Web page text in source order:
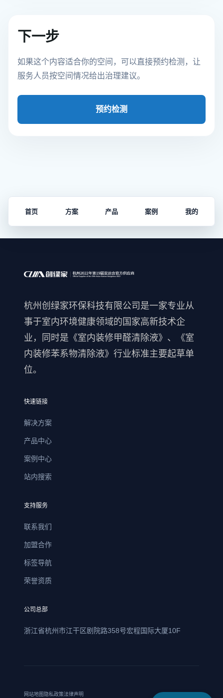
下一步
如果这个内容适合你的空间，可以直接预约检测，让
服务人员按空间情况给出治理建议。
预约检测
首页 方案 产品 案例 我的
杭州创绿家环保科技有限公司是一家专业从
事于室内环境健康领域的国家高新技术企
业，同时是《室内装修甲醛清除液》、《室
内装修苯系物清除液》行业标准主要起草单
位。
快速链接
解决方案
产品中心
案例中心
站内搜索
支持服务
联系我们
加盟合作
标签导航
荣誉资质
公司总部
浙江省杭州市江干区剧院路358号宏程国际大厦10F
网站地图 隐私政策法律声明